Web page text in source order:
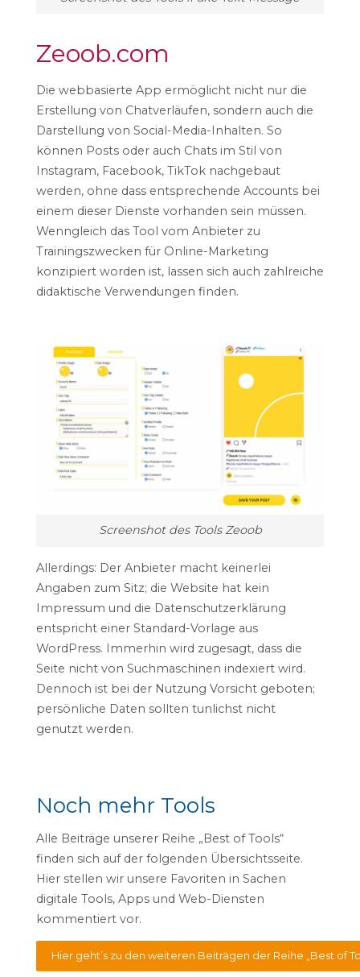
Zeoob.com
Die webbasierte App ermöglicht nicht nur die
Erstellung von Chatverläufen, sondern auch die
Darstellung von Social-Media-Inhalten. So
können Posts oder auch Chats im Stil von
Instagram, Facebook, TikTok nachgebaut
werden, ohne dass entsprechende Accounts bei
einem dieser Dienste vorhanden sein müssen.
Wenngleich das Tool vom Anbieter zu
Trainingszwecken für Online-Marketing
konzipiert worden ist, lassen sich auch zahlreiche
didaktische Verwendungen finden.
Screenshot des Tools Zeoob
Allerdings: Der Anbieter macht keinerlei
Angaben zum Sitz; die Website hat kein
Impressum und die Datenschutzerklärung
entspricht einer Standard-Vorlage aus
WordPress. Immerhin wird zugesagt, dass die
Seite nicht von Suchmaschinen indexiert wird.
Dennoch ist bei der Nutzung Vorsicht geboten;
persönliche Daten sollten tunlichst nicht
genutzt werden.
Noch mehr Tools
Alle Beiträge unserer Reihe „Best of Tools“
finden sich auf der folgenden Übersichtsseite.
Hier stellen wir unsere Favoriten in Sachen
digitale Tools, Apps und Web-Diensten
kommentiert vor.
Hier geht’s zu den weiteren Beiträgen der Reihe „Best of